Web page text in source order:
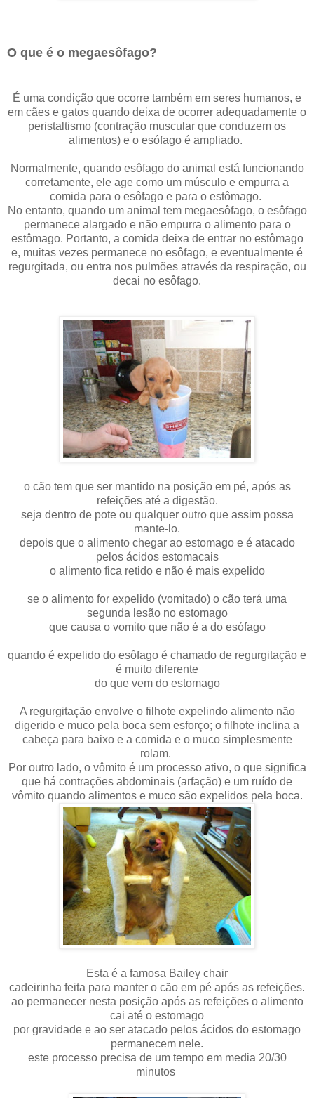
O que é o megaesôfago?
É uma condição que ocorre também em seres humanos, e
em cães e gatos quando deixa de ocorrer adequadamente o
peristaltismo (contração muscular que conduzem os
alimentos) e o esófago é ampliado.
Normalmente, quando esôfago do animal está funcionando
corretamente, ele age como um músculo e empurra a
comida para o esôfago e para o estômago.
No entanto, quando um animal tem megaesôfago, o esôfago
permanece alargado e não empurra o alimento para o
estômago. Portanto, a comida deixa de entrar no estômago
e, muitas vezes permanece no esôfago, e eventualmente é
regurgitada, ou entra nos pulmões através da respiração, ou
decai no esôfago.
o cão tem que ser mantido na posição em pé, após as
refeições até a digestão.
seja dentro de pote ou qualquer outro que assim possa
mante-lo.
depois que o alimento chegar ao estomago e é atacado
pelos ácidos estomacais
o alimento fica retido e não é mais expelido
se o alimento for expelido (vomitado) o cão terá uma
segunda lesão no estomago
que causa o vomito que não é a do esófago
quando é expelido do esôfago é chamado de regurgitação e
é muito diferente
do que vem do estomago
A regurgitação envolve o filhote expelindo alimento não
digerido e muco pela boca sem esforço; o filhote inclina a
cabeça para baixo e a comida e o muco simplesmente
rolam.
Por outro lado, o vômito é um processo ativo, o que significa
que há contrações abdominais (arfação) e um ruído de
vômito quando alimentos e muco são expelidos pela boca.
Esta é a famosa Bailey chair
cadeirinha feita para manter o cão em pé após as refeições.
ao permanecer nesta posição após as refeições o alimento
cai até o estomago
por gravidade e ao ser atacado pelos ácidos do estomago
permanecem nele.
este processo precisa de um tempo em media 20/30
minutos